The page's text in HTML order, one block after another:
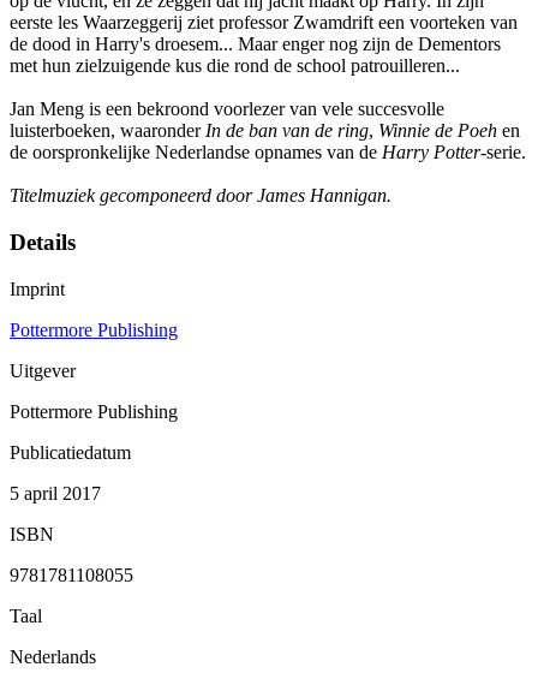
eerste les Waarzeggerij ziet professor Zwamdrift een voorteken van
de dood in Harry's droesem... Maar enger nog zijn de Dementors
met hun zielzuigende kus die rond de school patrouilleren...
Jan Meng is een bekroond voorlezer van vele succesvolle
luisterboeken, waaronderIn de ban van de ring, Winnie de Poeh en
de oorspronkelijke Nederlandse opnames van de Harry Potter-serie.
Titelmuziek gecomponeerd door James Hannigan.
Details
Imprint
Pottermore Publishing
Uitgever
Pottermore Publishing
Publicatiedatum
5 april 2017
ISBN
9781781108055
Taal
Nederlands